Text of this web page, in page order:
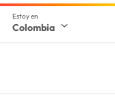
Colombia